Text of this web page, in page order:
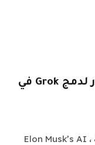
XAI لدفع برقية 300 مليون دولار لدمج Grok في
قامت Telegram بإصدار شراكة مع شركة Elon Musk’s AI ،